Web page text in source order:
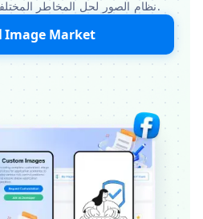
نظام الصور لحل المخاطر المختلفة طوال دورة حياة الحساب.
استكشف Image Market